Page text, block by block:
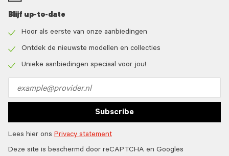
Blijf up-to-date
icon
Hoor als eerste van onze aanbiedingen
icon
Ontdek de nieuwste modellen en collecties
Unieke aanbiedingen speciaal voor jou!
address
Subscribe
Lees hier ons Privacy statement
Deze site is beschermd door reCAPTCHA en Googles